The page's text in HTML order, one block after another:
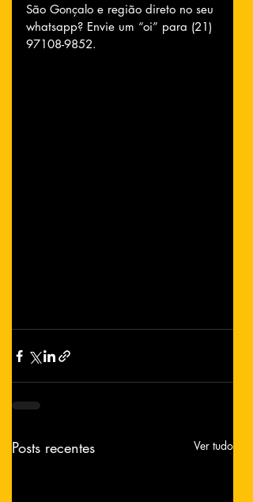
São Gonçalo e região direto no seu
whatsapp? Envie um “oi” para (21)
97108-9852.
Posts recentes Ver tudo